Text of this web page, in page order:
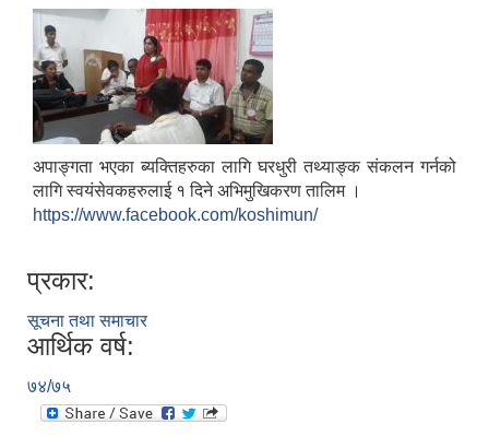
अपाङ्गता भएका ब्यक्तिहरुका लागि घरधुरी तथ्याङ्क संकलन गर्नको
लागि स्वयंसेवकहरुलाई १ दिने अभिमुखिकरण तालिम ।
https://www.facebook.com/koshimun/
प्रकार:
सूचना तथा समाचार
आर्थिक वर्ष:
७४/७५